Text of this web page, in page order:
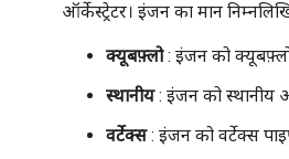
ऑर्केस्ट्रेटर। इंजन का मान
क्यूबफ़्लो: इंजन को
स्थानीय: इंजन को स्थानीय
वर्टेक्स: इंजन को वर्टेक्स